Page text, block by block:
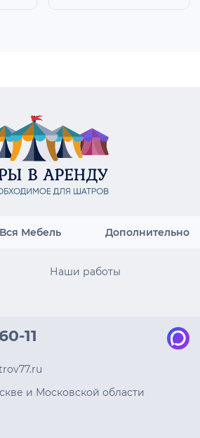
Вся Мебель Дополнительно
Наши работы
11
и Московской области